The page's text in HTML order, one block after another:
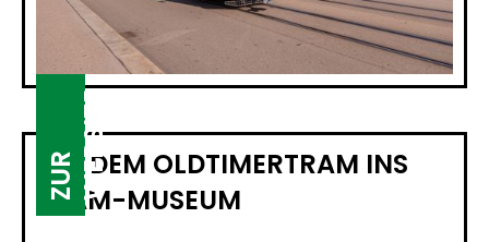
Z
U
R
W
E
B
S
I
T E
Z
U
R
W
E
B
S
I
T E
MIT DEM OLDTIMERTRAM INS
TRAM-MUSEUM